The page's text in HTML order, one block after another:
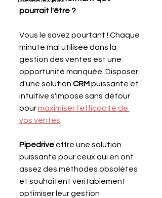
pourrait l'être ?
Vous le savez pourtant ! Chaque
minute mal utilisée dans la
gestion des ventes est une
opportunité manquée. Disposer
d'une solution CRM puissante et
intuitive s'impose sans détour
pour maximiser l'efficacité de
vos ventes
Pipedrive offre une solution
puissante pour ceux qui en ont
assez des méthodes obsolètes
et souhaitent véritablement
optimiser leur gestion